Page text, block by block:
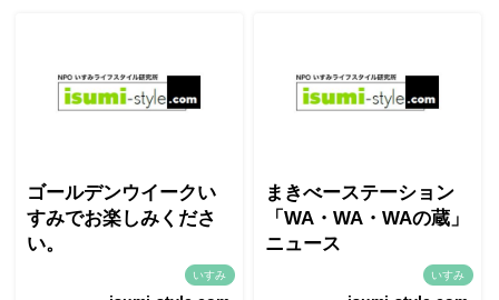
ゴールデンウイークい
すみでお楽しみくださ
い。
いすみ
まきべーステーション
「WA・WA・WAの蔵」
ニュース
いすみ